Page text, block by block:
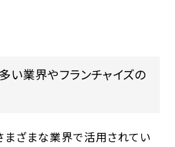
い業界やフランチャイズの
まざまな業界で活用されてい